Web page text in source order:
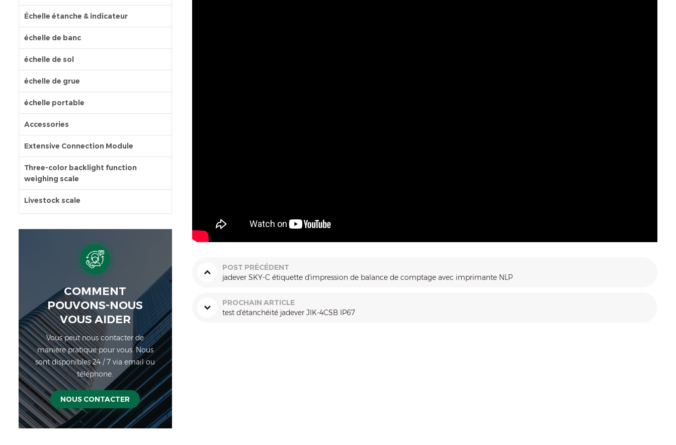
Échelle étanche & indicateur
échelle de banc
échelle de sol
échelle de grue
échelle portable
Accessories
Extensive Connection Module
Three-color backlight function
weighing scale
Livestock scale
COMMENT
POUVONS-NOUS
VOUS AIDER
Vous peut nous contacter de
manière pratique pour vous. Nous
sont disponibles 24 / 7 via email ou
téléphone.
NOUS CONTACTER
POST PRÉCÉDENT
jadever SKY-C étiquette d'impression de balance de comptage avec imprimante NLP
PROCHAIN ARTICLE
test d'étanchéité jadever JIK-4CSB IP67